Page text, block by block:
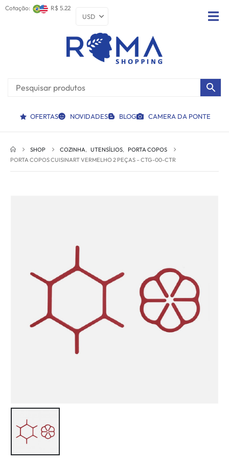
Cotação: R$ 5.22
OFERTAS NOVIDADES BLOG CAMERA DA PONTE
SHOP COZINHA, UTENSÍLIOS, PORTA COPOS
PORTA COPOS CUISINART VERMELHO 2 PEÇAS – CTG-00-CTR